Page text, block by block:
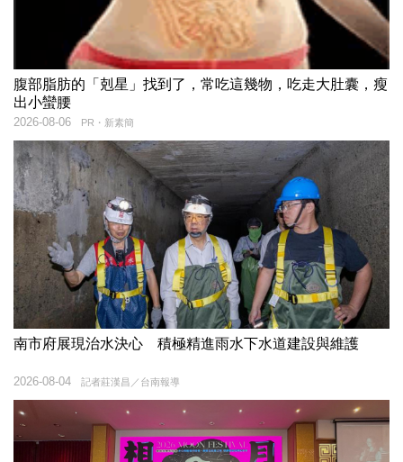
腹部脂肪的「剋星」找到了，常吃這幾物，吃走大肚囊，瘦
出小蠻腰
PR・新素簡
2026-08-06
南市府展現治水決心 積極精進雨水下水道建設與維護
記者莊漢昌／台南報導
2026-08-04